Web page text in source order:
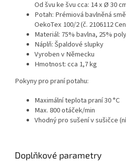
Od švu ke švu cca: 14 x Ø 30
Potah: Prémiová bavlněná
OekoTex 100/2 (č. 2106112
Materiál: 75% bavlna, 25%
Náplň: Špaldové slupky
Vyroben v Německu
Hmotnost: cca 1,7 kg
Pokyny pro praní potahu:
Maximální teplota praní 30 °C
Max. 800 otáček/min
Vhodný pro sušení v sušičce
Doplňkové parametry